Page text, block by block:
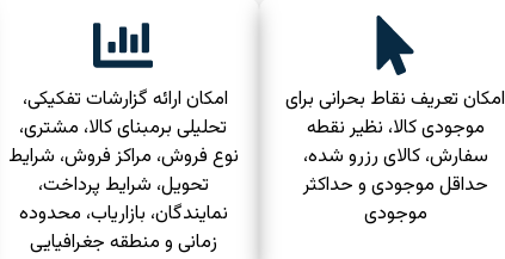
امکان تعریف نقاط بحرانی برای
موجودی کالا، نظیر نقطه
سفارش، کالای رزرو شده،
حداقل موجودی و حداکثر
موجودی
امکان ارائه گزارشات تفکیکی،
تحلیلی برمبنای کالا، مشتری،
نوع فروش، مراکز فروش، شرایط
تحویل، شرایط پرداخت،
نمایندگان، بازاریاب، محدوده
زمانی و منطقه جغرافیایی